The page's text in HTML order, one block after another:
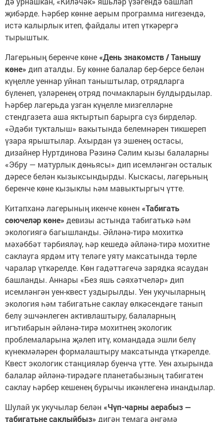
җибәрде. Һәрбер көнне аерым программа нигезендә,
истә калырлык итеп, файдалы итеп үткәрергә
тырыштык.
Лагерьның беренче көне «День знакомств / Танышу
көне» дип аталды. Бу көнне балалар бер-берсе белән
күңелле уеннар уйнап таныштылар, отрядларга
бүленеп, үзләренең отряд почмакларын булдырдылар.
Һәрбер лагерьда узган күңелле мизгелләрне
стендгазета аша яктыртып барырга сүз бирделәр.
«Әдәби тукталыш» вакытында белемнәрен тикшереп
үзара ярыштылар. Ахырдан үз эшенең остасы,
дизайнер Нуртдинова Рәзинә Сәлим кызы балаларны
«Эбру — матурлык дөньясы» дип исемләнгән осталык
дәресе белән кызыксындырды. Кыскасы, лагерьның
беренче көне кызыклы һәм мавыктыргыч үтте.
Китапханә лагерының икенче көнен «Табигать
сөючеләр көне» девизы астында табигатькә һәм
экологиягә багышланды. Әйләнә-тирә мохиткә
мәхәббәт тәрбияләү, һәр кешедә әйләнә-тирә мохитне
саклауга ярдәм итү теләге уяту максатында төрле
чаралар үткәрелде. Көн гадәттәгечә зарядка ясаудан
башланды. Аннары «Без яшь сәяхәтчеләр» дип
исемләнгән уен-квест уздырылды. Уен укучыларның
экология һәм табигатьне саклау өлкәсендәге танып
белү эшчәнлеген активлаштыру, балаларның
игътибарын әйләнә-тирә мохитнең экологик
проблемаларына җәлеп итү, командада эшли белү
күнекмәләрен формалаштыру максатында үткәрелде.
Квест экологик станцияләр буенча үтте. Уен ахырында
балалар әйләнә-тирәдәге планетабызның табигатен
саклау һәрбер кешенең бурычы икәнлегенә инандылар.
Шулай ук укучылар белән «Чүп-чарны аерабыз —
табигатьне саклыйбыз» дигән темага әңгәмә